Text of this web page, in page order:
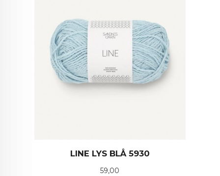
LINE LYS BLÅ 5930
Pris
59,00